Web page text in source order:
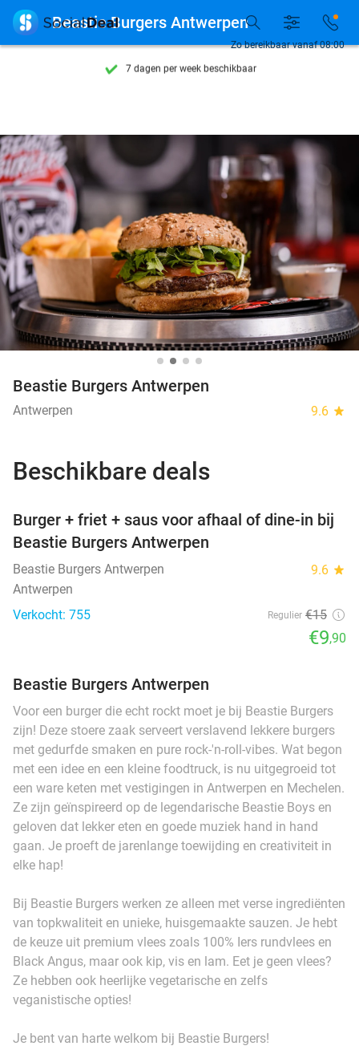
7 dagen per week beschikbaar
10+ miljoen leden
7 dagen per week beschikbaar
10+ miljoen leden
Zo bereikbaar vanaf 08:00
 Beastie Burgers Antwerpen
Beastie Burgers Antwerpen
Antwerpen 9.6 star
Beschikbare deals
Burger + friet + saus voor afhaal of dine-in bij
Beastie Burgers Antwerpen
Beastie Burgers Antwerpen 9.6 star
Antwerpen
Verkocht: 755
Regulier €15
€9,90
Beastie Burgers Antwerpen
Voor een burger die echt rockt moet je bij Beastie Burgers
zijn! Deze stoere zaak serveert verslavend lekkere burgers
met gedurfde smaken en pure rock-'n-roll-vibes. Wat begon
met een idee en een kleine foodtruck, is nu uitgegroeid tot
een ware keten met vestigingen in Antwerpen en Mechelen.
Ze zijn geïnspireerd op de legendarische Beastie Boys en
geloven dat lekker eten en goede muziek hand in hand
gaan. Je proeft de jarenlange toewijding en creativiteit in
elke hap!
Bij Beastie Burgers werken ze alleen met verse ingrediënten
van topkwaliteit en unieke, huisgemaakte sauzen. Je hebt
de keuze uit premium vlees zoals 100% Iers rundvlees en
Black Angus, maar ook kip, vis en lam. Eet je geen vlees?
Ze hebben ook heerlijke vegetarische en zelfs
veganistische opties!
Je bent van harte welkom bij Beastie Burgers!